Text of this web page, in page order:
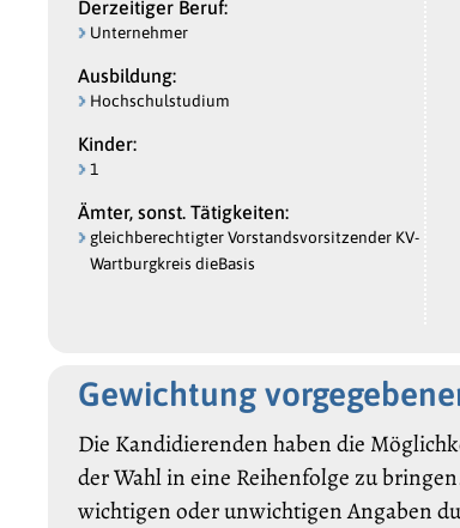
Derzeitiger Beruf:
Unternehmer
Ausbildung:
Hochschulstudium
Kinder:
1
Ämter, sonst. Tätigkeiten:
gleichberechtigter Vorstandsvorsitzender KV-
Wartburgkreis dieBasis
Gewichtung
Die Kandidierenden haben die
der Wahl in eine Reihenfolge zu
wichtigen oder unwichtigen Angaben